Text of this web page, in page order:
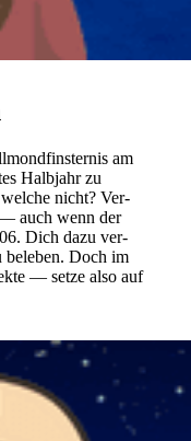
am
Halb­jahr zu
welche nicht? Ver­
auch wenn der
Dich dazu ver­
beleben. Doch im
— setze also auf